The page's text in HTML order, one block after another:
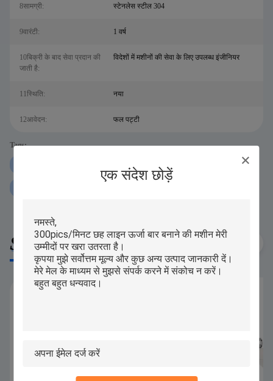
एक संदेश छोड़ें
8सामग्री: स्टेनलेस स्टील 304
9वारंटी: 1 वर्ष
10बिक्री के बाद सेवा प्रदान की
जाती है:
विदेशों में मशीनों की सेवा के लिए उपलब्ध इंजीनियर
11स्थिति: नया
12आवेदन: फल पट्टी
Tags:
60 पीसी मिनट प्रोटीन बार एक्सट्रूडर मशीन
Similar Products